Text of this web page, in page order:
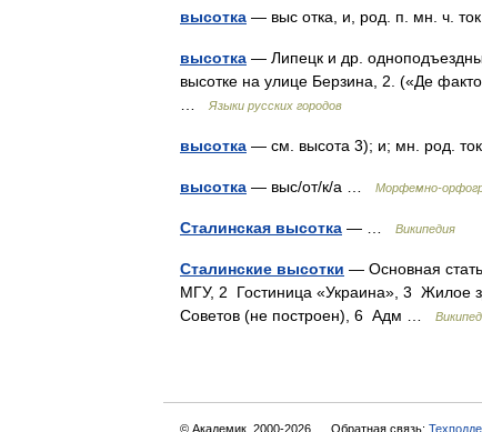
высотка — выс отка, и, род. п. мн. ч.
высотка — Липецк и др.
высотке на улице Берзина, 2. («Де
Языки русских городов
высотка — см. высота 3); и; мн. род.
высотка — выс/от/к/а … Морфемно-
Сталинская высотка — … Википедия
Сталинские высотки — Основная
МГУ, 2 Гостиница «Украина», 3 Жилое
Советов (не построен), 6 Адм …
© Академик, 2000-2026 Обратная связь: